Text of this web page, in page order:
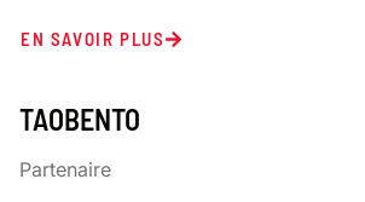
EN SAVOIR PLUS
TAOBENTO
Partenaire